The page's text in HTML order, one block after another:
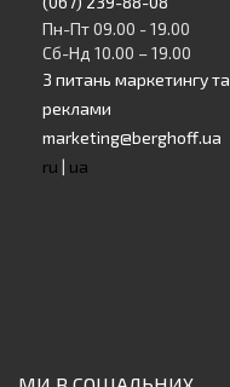
Пн-Пт 09.00 - 19.00
Сб-Нд 10.00 – 19.00
З питань маркетингу та
реклами
marketing@berghoff.ua
ru | ua